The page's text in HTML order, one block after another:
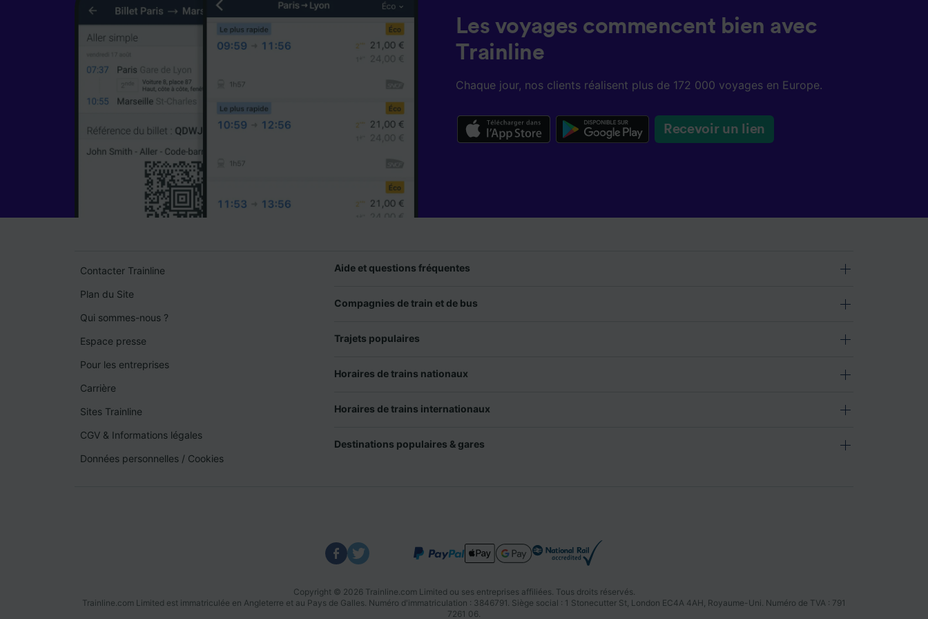
Les voyages commencent bien avec
Trainline
Chaque jour, nos clients réalisent plus de 172 000 voyages en Europe.
Recevoir un lien
Contacter Trainline
Plan du Site
Qui sommes-nous ?
Espace presse
Pour les entreprises
Carrière
Sites Trainline
CGV & Informations légales
Données personnelles / Cookies
Aide et questions fréquentes
Compagnies de train et de bus
Trajets populaires
Horaires de trains nationaux
Horaires de trains internationaux
Destinations populaires & gares
Copyright © 2026 Trainline.com Limited ou ses entreprises affiliées. Tous droits réservés.
Trainline.com Limited est immatriculée en Angleterre et au Pays de Galles. Numéro d'immatriculation : 3846791. Siège social : 1 Stonecutter St, London EC4A 4AH, Royaume-Uni. Numéro de TVA : 791
7261 06.